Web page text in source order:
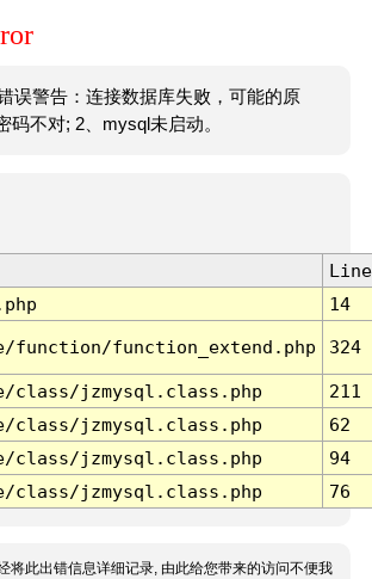
误警告：连接数据库失败，可能的原
码不对; 2、mysql未启动。
Line
14
function/function_extend.php 324
class/jzmysql.class.php
211
class/jzmysql.class.php
62
class/jzmysql.class.php
94
class/jzmysql.class.php 76
将此出错信息详细记录, 由此给您带来的访问不便我